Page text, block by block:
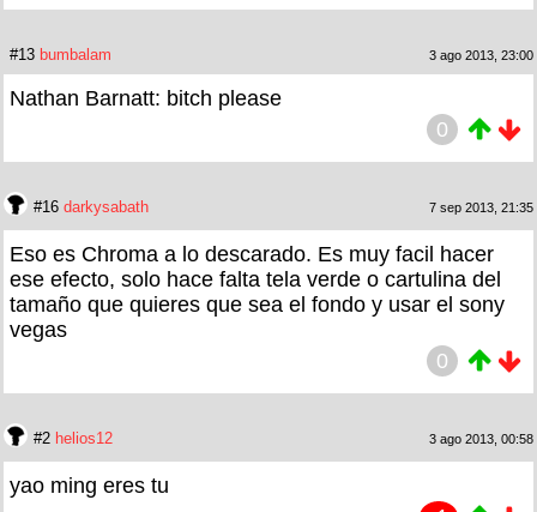
#13 bumbalam 3 ago 2013, 23:00
Nathan Barnatt: bitch please
0
#16 darkysabath 7 sep 2013, 21:35
Eso es Chroma a lo descarado. Es muy facil hacer
ese efecto, solo hace falta tela verde o cartulina del
tamaño que quieres que sea el fondo y usar el sony
vegas
0
#2 helios12 3 ago 2013, 00:58
yao ming eres tu